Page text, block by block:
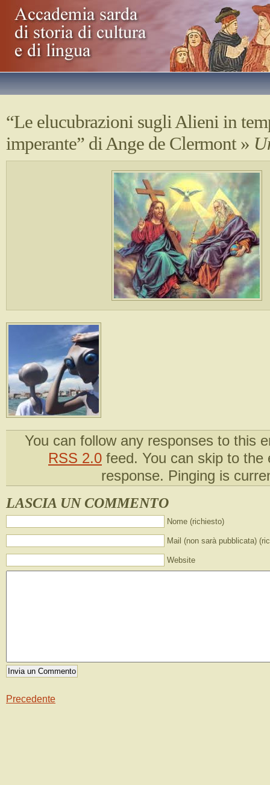
“Le elucubrazioni sugli Alieni in
imperante” di Ange de Clermont»
You can follow any responses to this
RSS 2.0 feed. You can skip to the
response. Pinging is
LASCIA UN COMMENTO
Nome (richiesto)
Mail (non sarà pubblicata)
Website
Precedente